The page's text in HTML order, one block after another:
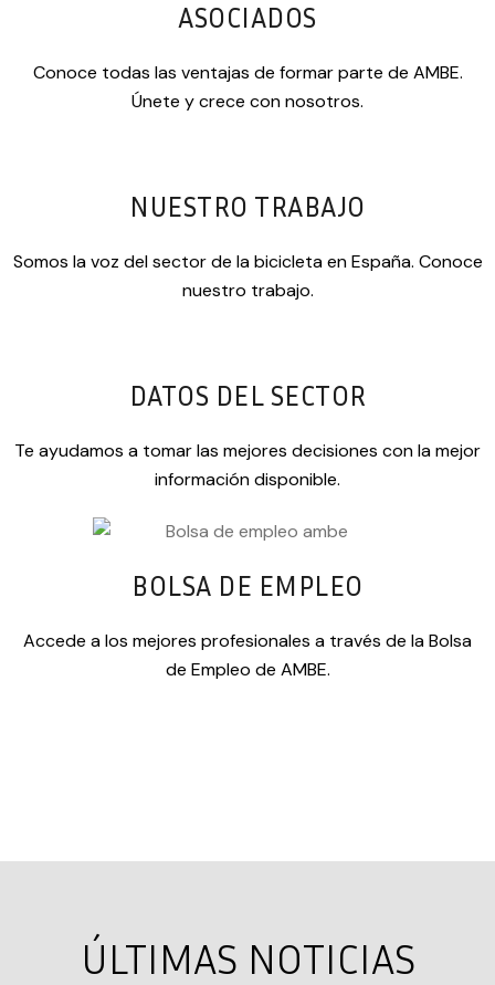
ASOCIADOS
Conoce todas las ventajas de formar parte de AMBE.
Únete y crece con nosotros.
NUESTRO TRABAJO
Somos la voz del sector de la bicicleta en España. Conoce
nuestro trabajo.
DATOS DEL SECTOR
Te ayudamos a tomar las mejores decisiones con la mejor
información disponible.
BOLSA DE EMPLEO
Accede a los mejores profesionales a través de la Bolsa
de Empleo de AMBE.
ÚLTIMAS NOTICIAS